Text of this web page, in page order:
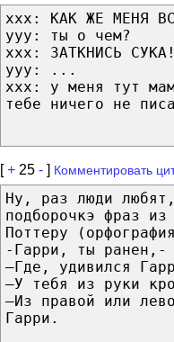
ххх: КАК ЖЕ МЕНЯ
ууу: ты о чем?
ххх: ЗАТКНИСЬ СУКА!
ууу: ...
ххх: у меня тут
тебе ничего не
[+ 25 - ] Комментировать
Ну, раз люди
подборочкэ фраз
Поттеру
-Гарри, ты ранен,-
–Где, удивился
–У тебя из руки
–Из правой или
Гарри.